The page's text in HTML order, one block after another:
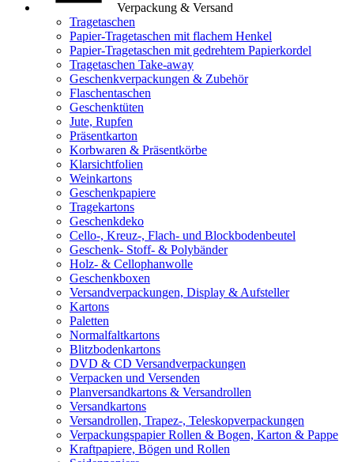
Verpackung & Versand
Tragetaschen
Papier-Tragetaschen mit flachem Henkel
Papier-Tragetaschen mit gedrehtem Papierkordel
Tragetaschen Take-away
Geschenkverpackungen & Zubehör
Flaschentaschen
Geschenktüten
Jute, Rupfen
Präsentkarton
Korbwaren & Präsentkörbe
Klarsichtfolien
Weinkartons
Geschenkpapiere
Tragekartons
Geschenkdeko
Cello-, Kreuz-, Flach- und Blockbodenbeutel
Geschenk- Stoff- & Polybänder
Holz- & Cellophanwolle
Geschenkboxen
Versandverpackungen, Display & Aufsteller
Kartons
Paletten
Normalfaltkartons
Blitzbodenkartons
DVD & CD Versandverpackungen
Verpacken und Versenden
Planversandkartons & Versandrollen
Versandkartons
Versandrollen, Trapez-, Teleskopverpackungen
Verpackungspapier Rollen & Bogen, Karton & Pappe
Kraftpapiere, Bögen und Rollen